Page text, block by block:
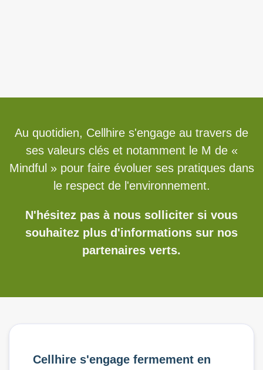
Au quotidien, Cellhire s'engage au travers de
ses valeurs clés et notamment le M de «
Mindful » pour faire évoluer ses pratiques dans
le respect de l'environnement.
N'hésitez pas à nous solliciter si vous
souhaitez plus d'informations sur nos
partenaires verts.
Cellhire s'engage fermement en